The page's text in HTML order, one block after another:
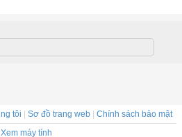
tôi Sơ đồ trang web
Chính sách bảo mật
Xem máy tính